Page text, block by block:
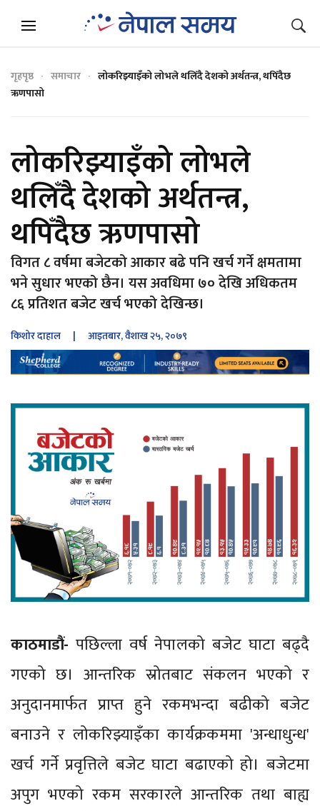
गृहपृष्ठ समाचार
लोकरिझ्याइँको लोभले थलिँदै देशको अर्थतन्त्र, थपिँदैछ
ऋणपासो
लोकरिझ्याइँको लोभले
थलिँदै देशको अर्थतन्त्र,
थपिँदैछ ऋणपासो
विगत ८ वर्षमा बजेटको आकार बढे पनि खर्च गर्ने क्षमतामा
भने सुधार भएको छैन। यस अवधिमा ७० देखि अधिकतम
८६ प्रतिशत बजेट खर्च भएको देखिन्छ।
किशोर दाहाल | आइतबार, वैशाख २५, २०७९
काठमाडौं- पछिल्ला वर्ष नेपालको बजेट घाटा बढ्दै
गएको छ। आन्तरिक स्रोतबाट संकलन भएको र
अनुदानमार्फत प्राप्त हुने रकमभन्दा बढीको बजेट
बनाउने र लोकरिझ्याइँका कार्यक्रकममा 'अन्धाधुन्ध'
खर्च गर्ने प्रवृत्तिले बजेट घाटा बढाएको हो। बजेटमा
अपुग भएको रकम सरकारले आन्तरिक तथा बाह्य